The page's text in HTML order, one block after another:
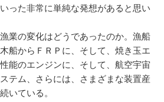
った非常に単純な発想があると思い
業の変化はどうであったのか。漁船
船からＦＲＰに、そして、焼き玉エ
能のエンジンに、そして、航空宇宙
テム、さらには、さまざまな装置産
いている。